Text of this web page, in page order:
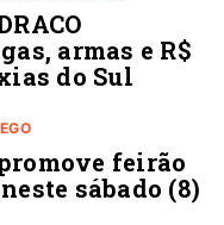
armas e R$
do Sul
feirão
sábado (8)